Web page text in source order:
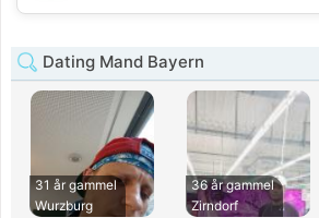
💕
Dating Mand Bayern
31 år gammel
Wurzburg
36 år gammel
Zirndorf